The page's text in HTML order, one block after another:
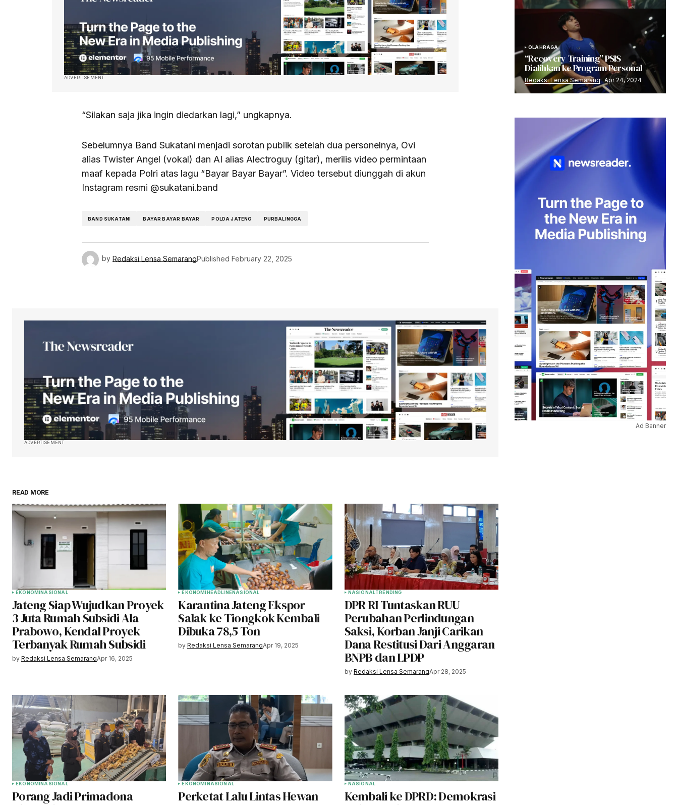
ADVERTISEMENT
“Silakan saja jika ingin diedarkan lagi,” ungkapnya.
Sebelumnya Band Sukatani menjadi sorotan publik setelah dua personelnya, Ovi
alias Twister Angel (vokal) dan AI alias Alectroguy (gitar), merilis video permintaan
maaf kepada Polri atas lagu “Bayar Bayar Bayar”. Video tersebut diunggah di akun
Instagram resmi @sukatani.band
BAND SUKATANI BAYAR BAYAR BAYAR POLDA JATENG PURBALINGGA
by Redaksi Lensa SemarangPublished February 22, 2025
ADVERTISEMENT
READ MORE
EKONOMINASIONAL
Jateng Siap Wujudkan Proyek
3 Juta Rumah Subsidi Ala
Prabowo, Kendal Proyek
Terbanyak Rumah Subsidi
by Redaksi Lensa SemarangApr 16, 2025
EKONOMIHEADLINENASIONAL
Karantina Jateng Ekspor
Salak ke Tiongkok Kembali
Dibuka 78,5 Ton
by Redaksi Lensa SemarangApr 19, 2025
NASIONAL TRENDING
DPR RI Tuntaskan RUU
Perubahan Perlindungan
Saksi, Korban Janji Carikan
Dana Restitusi Dari Anggaran
BNPB dan LPDP
by Redaksi Lensa SemarangApr 28, 2025
EKONOMINASIONAL
Porang Jadi Primadona
EKONOMINASIONAL
Perketat Lalu Lintas Hewan
NASIONAL
Kembali ke DPRD: Demokrasi
OLAHRAGA
“Recovery Training” PSIS
Dialihkan ke Program Personal
Redaksi Lensa Semarang Apr 24, 2024
Ad Banner